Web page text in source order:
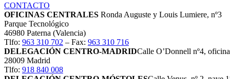
CONTACTO
OFICINAS CENTRALES Ronda Auguste y Louis Lumiere, nº3
Parque Tecnológico
46980 Paterna (Valencia)
Tlfo: 963 310 702 – Fax: 963 310 716
DELEGACIÓN CENTRO-MADRIDCalle O’Donnell nº4, oficina
28009 Madrid
Tlfo: 918 840 008